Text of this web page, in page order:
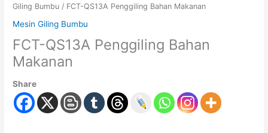
Giling Bumbu / FCT-QS13A Penggiling Bahan Makanan
Mesin Giling Bumbu
FCT-QS13A Penggiling Bahan
Makanan
Share